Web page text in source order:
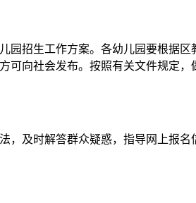
招生工作方案。各幼儿园要根据区
可向社会发布。按照有关文件规定
及时解答群众疑惑，指导网上报名